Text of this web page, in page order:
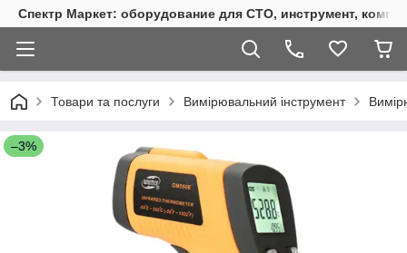
Спектр Маркет: оборудование для СТО, инструмент,
Товари та послуги Вимірювальний інструмент
–3%